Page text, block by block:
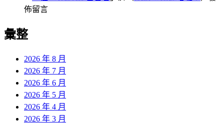
佈留言
彙整
2026 年 8 月
2026 年 7 月
2026 年 6 月
2026 年 5 月
2026 年 4 月
2026 年 3 月